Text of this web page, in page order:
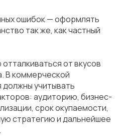
ошибок — оформлять
так же, как частный
от вкусов
В коммерческой
учитывать
аудиторию, бизнес-
срок окупаемости,
стратегию и дальнейшее